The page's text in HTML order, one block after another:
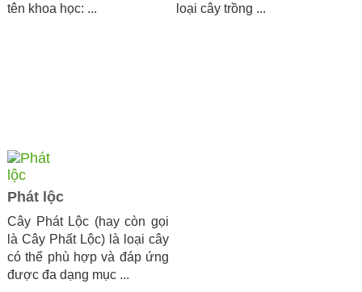
tên khoa học: ...
loại cây trồng ...
Phát lộc
Cây Phát Lộc (hay còn gọi
là Cây Phất Lộc) là loại cây
có thể phù hợp và đáp ứng
được đa dạng mục ...